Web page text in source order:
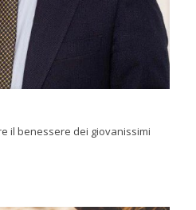
il benessere dei giovanissimi